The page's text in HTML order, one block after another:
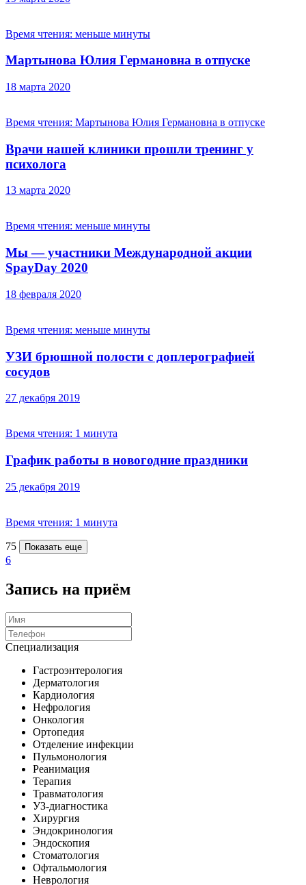
Время чтения: меньше минуты
Мартынова Юлия Германовна в отпуске
18 марта 2020
Время чтения: Мартынова Юлия Германовна в отпуске
Врачи нашей клиники прошли тренинг у
психолога
13 марта 2020
Время чтения: меньше минуты
Мы — участники Международной акции
SpayDay 2020
18 февраля 2020
Время чтения: меньше минуты
УЗИ брюшной полости с доплерографией
сосудов
27 декабря 2019
Время чтения: 1 минута
График работы в новогодние праздники
25 декабря 2019
Время чтения: 1 минута
75 Показать еще
6
Запись на приём
Специализация
Гастроэнтерология
Дерматология
Кардиология
Нефрология
Онкология
Ортопедия
Отделение инфекции
Пульмонология
Реанимация
Терапия
Травматология
УЗ-диагностика
Хирургия
Эндокринология
Эндоскопия
Стоматология
Офтальмология
Неврология